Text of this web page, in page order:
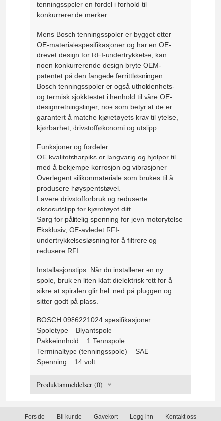
tenningsspoler en fordel i forhold til
konkurrerende merker.
Mens Bosch tenningsspoler er bygget etter
OE-materialespesifikasjoner og har en OE-
drevet design for RFI-undertrykkelse, kan
noen konkurrerende design bryte OEM-
patentet på den fangede ferrittløsningen.
Bosch tenningsspoler er også utholdenhets-
og termisk sjokktestet i henhold til våre OE-
designretningslinjer, noe som betyr at de er
garantert å matche kjøretøyets krav til ytelse,
kjørbarhet, drivstofføkonomi og utslipp.
Funksjoner og fordeler:
OE kvalitetsharpiks er langvarig og hjelper til
med å bekjempe korrosjon og vibrasjoner
Overlegent silikonmateriale som brukes til å
produsere høyspentstøvel.
Lavere drivstofforbruk og reduserte
eksosutslipp for kjøretøyet ditt
Sørg for pålitelig spenning for jevn motorytelse
Eksklusiv, OE-avledet RFI-
undertrykkelsesløsning for å filtrere og
redusere RFI.
Installasjonstips: Når du installerer en ny
spole, bruk en liten klatt dielektrisk fett for å
sikre at spiralen glir helt ned på pluggen og
sitter godt på plass.
BOSCH 0986221024 spesifikasjoner
Spoletype Blyantspole
Pakkeinnhold 1 Tennspole
Terminaltype (tenningsspole) SAE
Spenning 14 volt
Produktanmeldelser (0)
Forside Bli kunde Gavekort Logg inn Kontakt oss